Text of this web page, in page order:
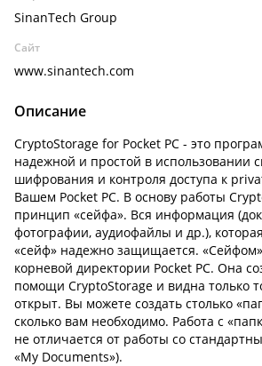
SinanTech Group
Сайт
www.sinantech.com
Описание
CryptoStorage for Pocket PC - это
надежной и простой в использовании
шифрования и контроля доступа к
Вашем Pocket PC. В основу работы
принцип «сейфа». Вся информация
фотографии, аудиофайлы и др.),
«сейф» надежно защищается.
корневой директории Pocket PC. Она
помощи CryptoStorage и видна только
открыт. Вы можете создать столько
сколько вам необходимо. Работа с
не отличается от работы со
«My Documents»).